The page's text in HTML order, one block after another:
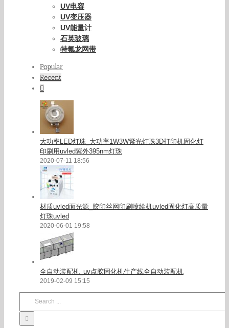
UV电容
UV变压器
UV能量计
石英玻璃
特氟龙网带
Popular
Recent
大功率LED灯珠_大功率1W3W紫光灯珠3D打印机固化灯
印刷用uvled紫外395nm灯珠
2020-07-11 18:56
材质uvled面光源_胶印丝网印刷喷绘机uvled固化灯高质量
灯珠uvled
2020-06-01 19:58
全自动装配机_uv点胶固化机生产线全自动装配机
2019-02-09 15:15